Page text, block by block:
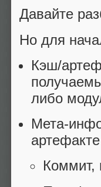
Давайте
Но для
Кэш/
либо
Мета-
Коммит,